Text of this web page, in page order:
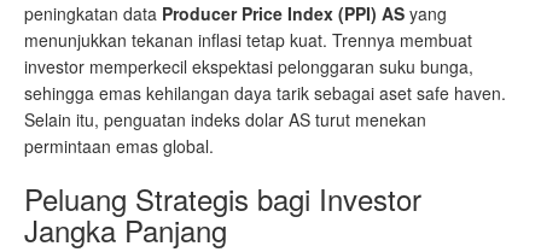
peningkatan data Producer Price Index (PPI) AS yang
menunjukkan tekanan inflasi tetap kuat. Trennya membuat
investor memperkecil ekspektasi pelonggaran suku bunga,
sehingga emas kehilangan daya tarik sebagai aset safe haven.
Selain itu, penguatan indeks dolar AS turut menekan
permintaan emas global.
Peluang Strategis bagi Investor
Jangka Panjang